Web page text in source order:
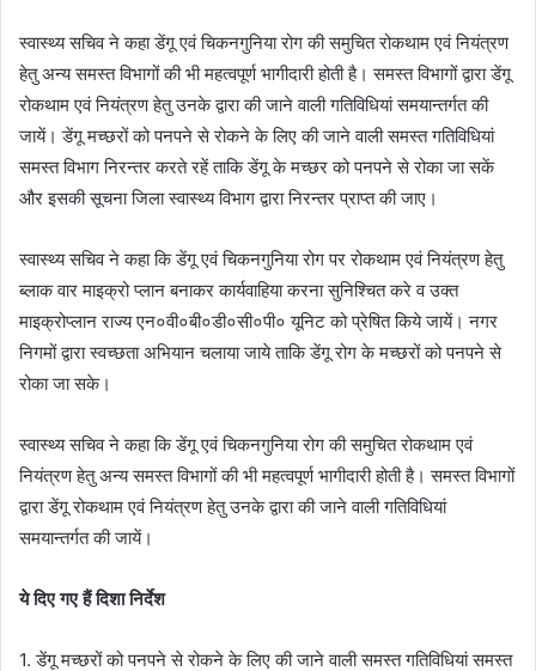
स्वास्थ्य सचिव ने कहा डेंगू एवं चिकनगुनिया रोग की समुचित रोकथाम एवं नियंत्रण
हेतु अन्य समस्त विभागों की भी महत्वपूर्ण भागीदारी होती है। समस्त विभागों द्वारा डेंगू
रोकथाम एवं नियंत्रण हेतु उनके द्वारा की जाने वाली गतिविधियां समयान्तर्गत की
जायें। डेंगू मच्छरों को पनपने से रोकने के लिए की जाने वाली समस्त गतिविधियां
समस्त विभाग निरन्तर करते रहें ताकि डेंगू के मच्छर को पनपने से रोका जा सकें
और इसकी सूचना जिला स्वास्थ्य विभाग द्वारा निरन्तर प्राप्त की जाए।
स्वास्थ्य सचिव ने कहा कि डेंगू एवं चिकनगुनिया रोग पर रोकथाम एवं नियंत्रण हेतु
ब्लाक वार माइक्रो प्लान बनाकर कार्यवाहिया करना सुनिश्चित करे व उक्त
माइक्रोप्लान राज्य एन०वी०बी०डी०सी०पी० यूनिट को प्रेषित किये जायें। नगर
निगमों द्वारा स्वच्छता अभियान चलाया जाये ताकि डेंगू रोग के मच्छरों को पनपने से
रोका जा सके।
स्वास्थ्य सचिव ने कहा कि डेंगू एवं चिकनगुनिया रोग की समुचित रोकथाम एवं
नियंत्रण हेतु अन्य समस्त विभागों की भी महत्वपूर्ण भागीदारी होती है। समस्त विभागों
द्वारा डेंगू रोकथाम एवं नियंत्रण हेतु उनके द्वारा की जाने वाली गतिविधियां
समयान्तर्गत की जायें।
ये दिए गए हैं दिशा निर्देश
1. डेंगू मच्छरों को पनपने से रोकने के लिए की जाने वाली समस्त गतिविधियां समस्त